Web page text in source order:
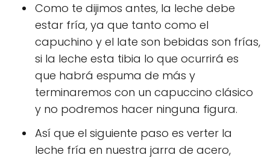
Como te dijimos antes, la leche debe
estar fría, ya que tanto como el
capuchino y el late son bebidas son frías,
si la leche esta tibia lo que ocurrirá es
que habrá espuma de más y
terminaremos con un capuccino clásico
y no podremos hacer ninguna figura.
Así que el siguiente paso es verter la
leche fría en nuestra jarra de acero,